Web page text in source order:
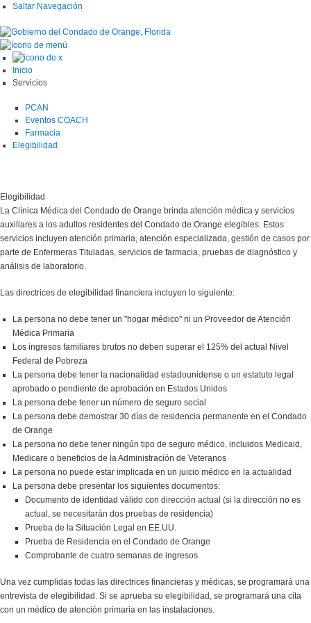
Saltar Navegación
Inicio
Servicios
PCAN
Eventos COACH
Farmacia
Elegibilidad
Elegibilidad
La Clínica Médica del Condado de Orange brinda atención médica y servicios
auxiliares a los adultos residentes del Condado de Orange elegibles. Estos
servicios incluyen atención primaria, atención especializada, gestión de casos por
parte de Enfermeras Tituladas, servicios de farmacia, pruebas de diagnóstico y
análisis de laboratorio.
Las directrices de elegibilidad financiera incluyen lo siguiente:
La persona no debe tener un "hogar médico" ni un Proveedor de Atención
Médica Primaria
Los ingresos familiares brutos no deben superar el 125% del actual Nivel
Federal de Pobreza
La persona debe tener la nacionalidad estadounidense o un estatuto legal
aprobado o pendiente de aprobación en Estados Unidos
La persona debe tener un número de seguro social
La persona debe demostrar 30 días de residencia permanente en el Condado
de Orange
La persona no debe tener ningún tipo de seguro médico, incluidos Medicaid,
Medicare o beneficios de la Administración de Veteranos
La persona no puede estar implicada en un juicio médico en la actualidad
La persona debe presentar los siguientes documentos:
Documento de identidad válido con dirección actual (si la dirección no es
actual, se necesitarán dos pruebas de residencia)
Prueba de la Situación Legal en EE.UU.
Prueba de Residencia en el Condado de Orange
Comprobante de cuatro semanas de ingresos
Una vez cumplidas todas las directrices financieras y médicas, se programará una
entrevista de elegibilidad. Si se aprueba su elegibilidad, se programará una cita
con un médico de atención primaria en las instalaciones.